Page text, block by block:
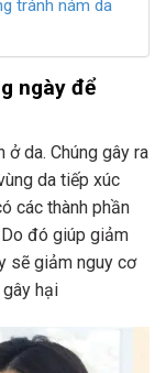
tránh nám da
ngày để
da. Chúng gây ra
da tiếp xúc
các thành phần
đó giúp giảm
sẽ giảm nguy cơ
hại